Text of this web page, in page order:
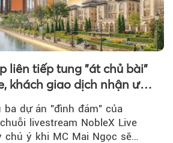
liên tiếp tung "át chủ bài"
khách giao dịch nhận ưu
dự án "đình đám" của
livestream NobleX Live
chú ý khi MC Mai Ngọc sẽ